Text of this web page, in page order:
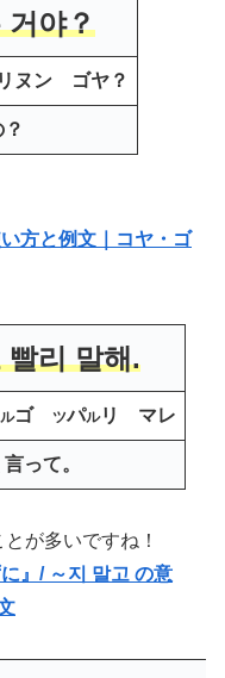
거야？
リヌン ゴヤ？
方と例文｜コヤ・ゴ
빨리 말해.
ルゴツパルリ マレ
って。
が多いですね！
』/ ～지 말고 の意